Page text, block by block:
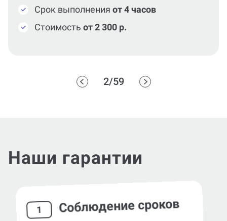
Срок выполнения от 4 часов
Стоимость от 2 300 р.
2/59
Наши гарантии
1 Соблюдение сроков